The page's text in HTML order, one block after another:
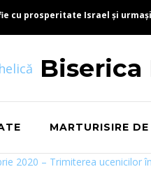
cu prosperitate Israel și
MARTURISIRE
2020 – Trimiterea ucenicilor